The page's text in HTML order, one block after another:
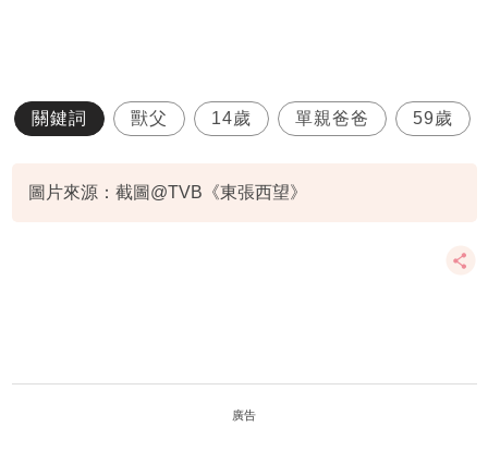
關鍵詞 獸父 14歲 單親爸爸 59歲
圖片來源：截圖@TVB《東張西望》
廣告